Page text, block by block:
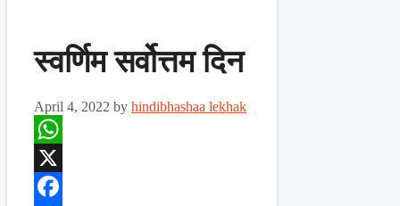
स्वर्णिम सर्वोत्तम दिन
April 4, 2022 by hindibhashaa lekhak
WhatsApp
X